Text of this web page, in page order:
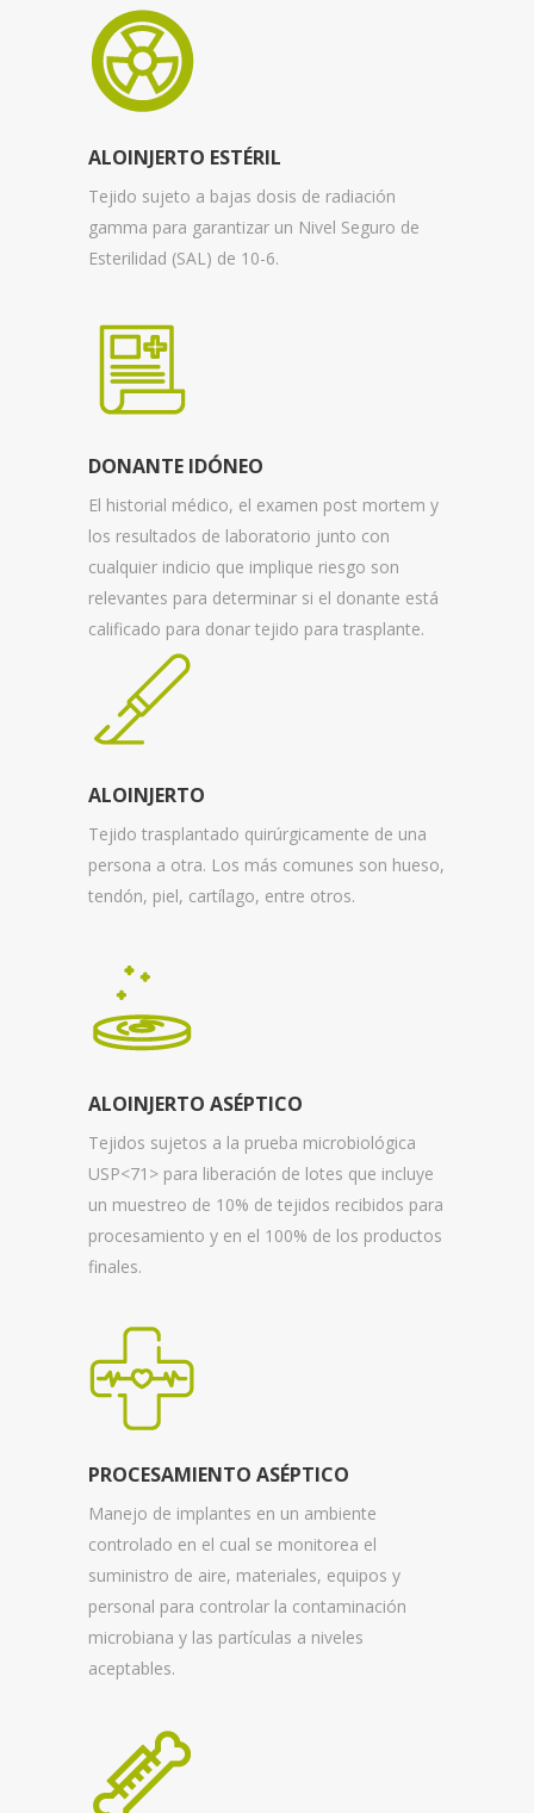
ALOINJERTO ESTÉRIL
Tejido sujeto a bajas dosis de radiación
gamma para garantizar un Nivel Seguro de
Esterilidad (SAL) de 10-6.
DONANTE IDÓNEO
El historial médico, el examen post mortem y
los resultados de laboratorio junto con
cualquier indicio que implique riesgo son
relevantes para determinar si el donante está
calificado para donar tejido para trasplante.
ALOINJERTO
Tejido trasplantado quirúrgicamente de una
persona a otra. Los más comunes son hueso,
tendón, piel, cartílago, entre otros.
ALOINJERTO ASÉPTICO
Tejidos sujetos a la prueba microbiológica
USP<71> para liberación de lotes que incluye
un muestreo de 10% de tejidos recibidos para
procesamiento y en el 100% de los productos
finales.
PROCESAMIENTO ASÉPTICO
Manejo de implantes en un ambiente
controlado en el cual se monitorea el
suministro de aire, materiales, equipos y
personal para controlar la contaminación
microbiana y las partículas a niveles
aceptables.